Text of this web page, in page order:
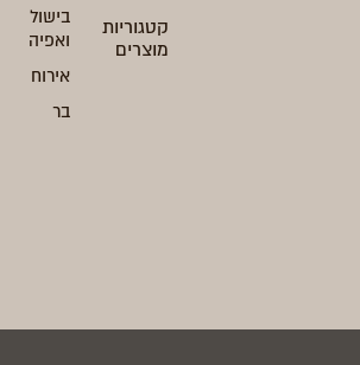
קטגוריות
מוצרים
בישול
ואפיה
אירוח
בר